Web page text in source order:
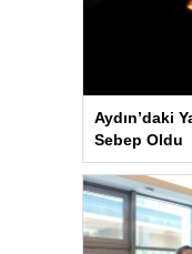
Aydın’daki
Sebep Oldu